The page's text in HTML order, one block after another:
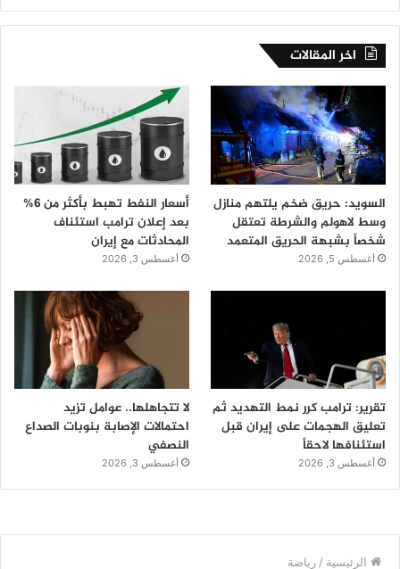
اخر المقالات
السويد: حريق ضخم يلتهم منازل
وسط لاهولم والشرطة تعتقل
شخصاً بشبهة الحريق المتعمد
أغسطس 5, 2026
أسعار النفط تهبط بأكثر من 6%
بعد إعلان ترامب استئناف
المحادثات مع إيران
أغسطس 3, 2026
تقرير: ترامب كرر نمط التهديد ثم
تعليق الهجمات على إيران قبل
استئنافها لاحقاً
أغسطس 3, 2026
لا تتجاهلها.. عوامل تزيد
احتمالات الإصابة بنوبات الصداع
النصفي
أغسطس 3, 2026